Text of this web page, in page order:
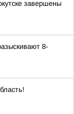
завершены
8-